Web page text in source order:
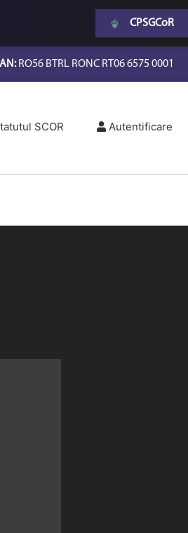
CPSGCoR
RO56 BTRL RONC RT06 6575 0001
SCOR Autentificare